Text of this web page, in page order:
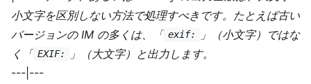
小文字を区別しない方法で処理すべきです。たとえば古い
バージョンの IM の多くは、「 exif:
」（小文字）ではな
く「 EXIF:
」（大文字）と出力します。
---|---